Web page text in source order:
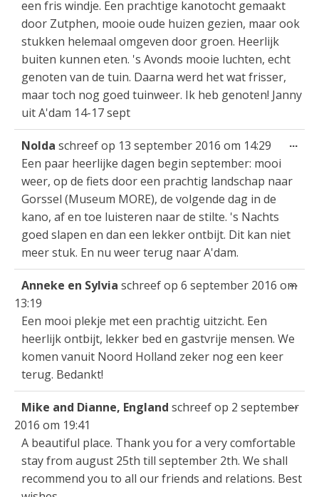
een fris windje. Een prachtige kanotocht gemaakt
door Zutphen, mooie oude huizen gezien, maar ook
stukken helemaal omgeven door groen. Heerlijk
buiten kunnen eten. 's Avonds mooie luchten, echt
genoten van de tuin. Daarna werd het wat frisser,
maar toch nog goed tuinweer. Ik heb genoten! Janny
uit A'dam 14-17 sept
Nolda schreef op 13 september 2016 om 14:29
Een paar heerlijke dagen begin september: mooi
weer, op de fiets door een prachtig landschap naar
Gorssel (Museum MORE), de volgende dag in de
kano, af en toe luisteren naar de stilte. 's Nachts
goed slapen en dan een lekker ontbijt. Dit kan niet
meer stuk. En nu weer terug naar A'dam.
...
Anneke en Sylvia schreef op 6 september 2016 om
13:19
Een mooi plekje met een prachtig uitzicht. Een
heerlijk ontbijt, lekker bed en gastvrije mensen. We
komen vanuit Noord Holland zeker nog een keer
terug. Bedankt!
...
Mike and Dianne, England schreef op 2 september
2016 om 19:41
A beautiful place. Thank you for a very comfortable
stay from august 25th till september 2th. We shall
recommend you to all our friends and relations. Best
...